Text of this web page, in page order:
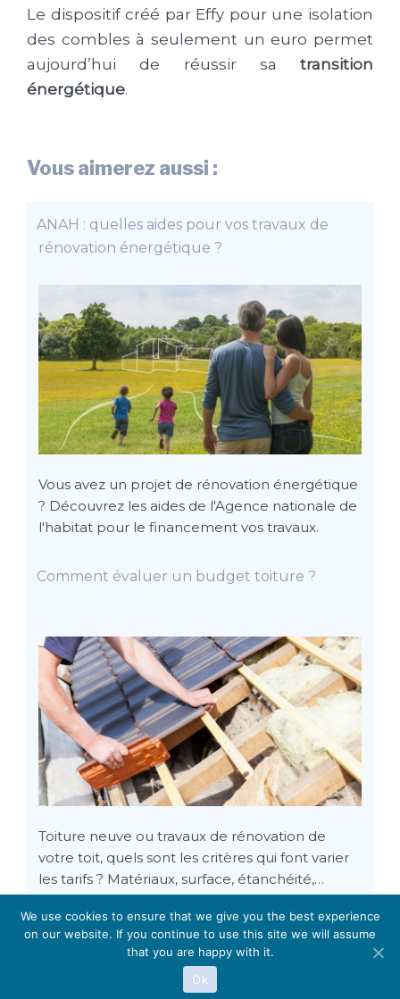
Le dispositif créé par Effy pour une isolation
des combles à seulement un euro permet
aujourd’hui de réussir sa transition
énergétique.
Vous aimerez aussi :
ANAH : quelles aides pour vos travaux de
rénovation énergétique ?
Vous avez un projet de rénovation énergétique
? Découvrez les aides de l'Agence nationale de
l'habitat pour le financement vos travaux.
Comment évaluer un budget toiture ?
Toiture neuve ou travaux de rénovation de
votre toit, quels sont les critères qui font varier
les tarifs ? Matériaux, surface, étanchéité,…
informations légales
We use cookies to ensure that we give you the best experience
on our website. If you continue to use this site we will assume
that you are happy with it.
Ok